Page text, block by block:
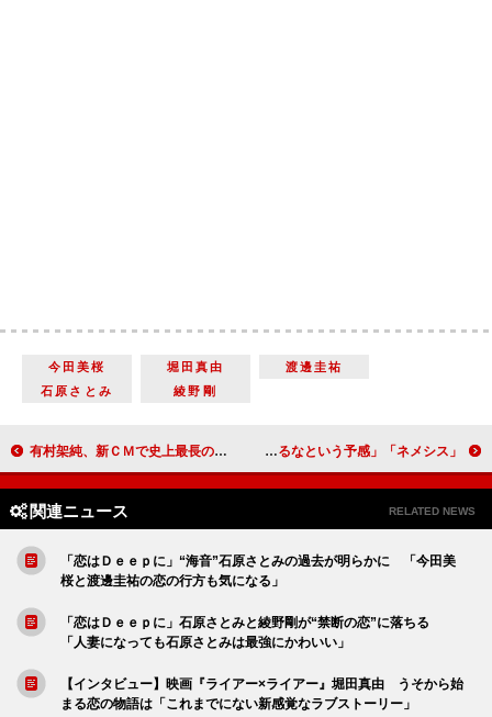
今田美桜 堀田真由
渡邊圭祐
石原さとみ
綾野剛
有村架純、新ＣＭで史上最長の「お～い」を披露 「思わず、長いなあと言っちゃった」 「ネメシス」撮影現場リポート 櫻井翔「バチバチのお芝居が始まるなという予感」
関連ニュース RELATED NEWS
「恋はＤｅｅｐに」“海音”石原さとみの過去が明らかに 「今田美
桜と渡邊圭祐の恋の行方も気になる」
「恋はＤｅｅｐに」石原さとみと綾野剛が“禁断の恋”に落ちる
「人妻になっても石原さとみは最強にかわいい」
【インタビュー】映画『ライアー×ライアー』堀田真由 うそから始
まる恋の物語は「これまでにない新感覚なラブストーリー」